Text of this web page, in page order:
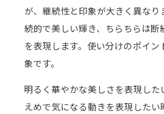
が、継続性と印象が大きく異な
続的で美しい輝き、ちらちらは断
を表現します。使い分けのポイ
象です。
明るく華やかな美しさを表現した
えめで気になる動きを表現した